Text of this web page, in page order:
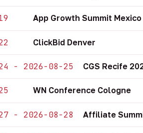
App Growth Summit
ClickBid Denver
- 2026-08-25 CGS Recife
WN Conference Cologne
- 2026-08-28 Affiliate